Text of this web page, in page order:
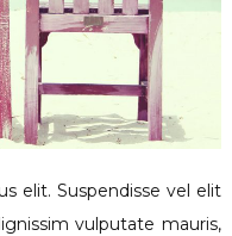
elit. Suspendisse vel elit
vulputate mauris,